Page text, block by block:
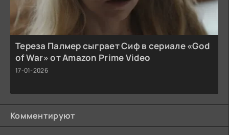
Тереза Палмер сыграет Сиф в сериале «God
of War» от Amazon Prime Video
17-01-2026
Комментируют